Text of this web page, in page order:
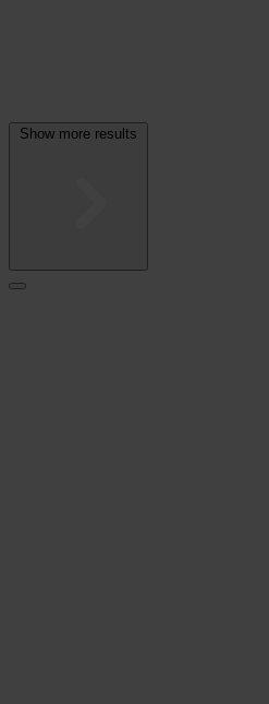
Show more results